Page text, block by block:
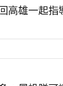
高雄一起指